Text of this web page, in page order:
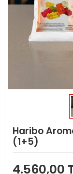
Haribo
(1+5)
4.560,00